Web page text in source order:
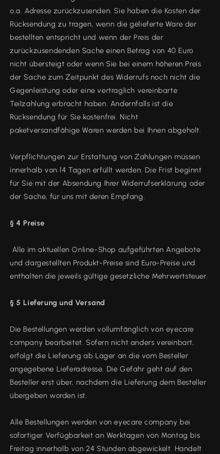
o.a. Adresse zurückzusenden. Sie haben die Kosten der
Rücksendung zu tragen, wenn die gelieferte Ware der
bestellten entspricht und wenn der Preis der
zurückzusendenden Sache einen Betrag von 40 Euro
nicht übersteigt oder wenn Sie bei einem höheren Preis
der Sache zum Zeitpunkt des Widerrufs noch nicht die
Gegenleistung oder eine vertraglich vereinbarte
Teilzahlung erbracht haben. Andernfalls ist die
Rücksendung für Sie kostenfrei. Nicht
paketversandfähige Waren werden bei Ihnen abgeholt.
Verpflichtungen zur Erstattung von Zahlungen müssen
innerhalb von 14 Tagen erfüllt werden. Die Frist beginnt
für Sie mit der Absendung Ihrer Widerrufserklärung oder
der Sache, für uns mit deren Empfang.
§ 4 Preise
Alle im aktuellen Online-Shop aufgeführten Angebote
und dargestellten Produkt-Preise sind Euro-Preise und
enthalten die jeweils gültige gesetzliche Mehrwertsteuer.
§ 5 Lieferung und Versand
Die Bestellungen werden vollumfänglich von eyecare
company bearbeitet. Sofern nicht anders vereinbart,
erfolgt die Lieferung ab Lager an die vom Besteller
angegebene Lieferadresse. Die Gefahr geht auf den
Besteller erst über, nachdem die Lieferung dem Besteller
übergeben worden ist.
Alle Bestellungen werden von eyecare company bei
sofortiger Verfügbarkeit an Werktagen von Montag bis
Freitag innerhalb von 24 Stunden abgewickelt. Handelt